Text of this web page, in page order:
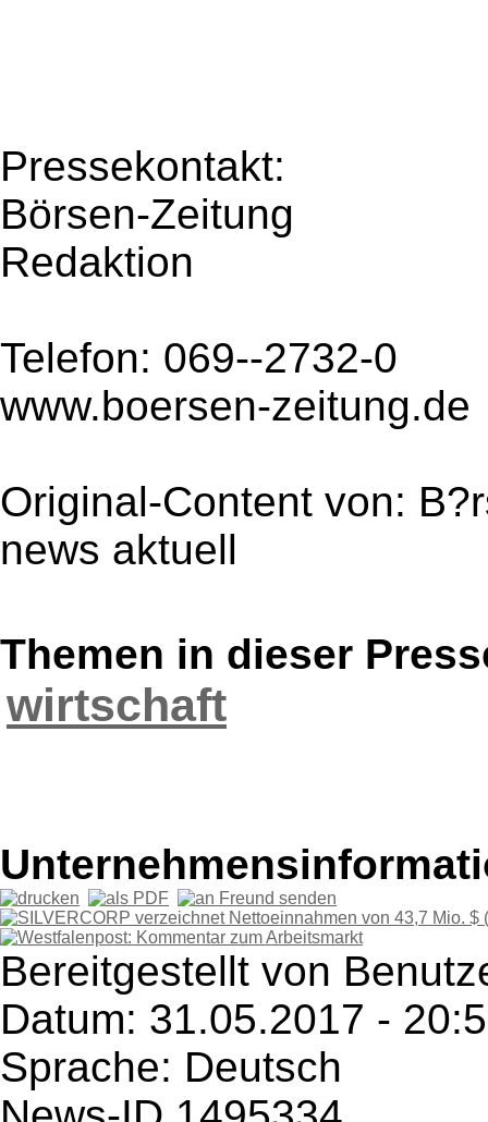
Pressekontakt:
Börsen-Zeitung
Redaktion
Telefon: 069--2732-0
www.boersen-zeitung.de
Original-Content von:
news aktuell
Themen in dieser
wirtschaft
Bereitgestellt von
Datum: 31.05.2017 -
Sprache: Deutsch